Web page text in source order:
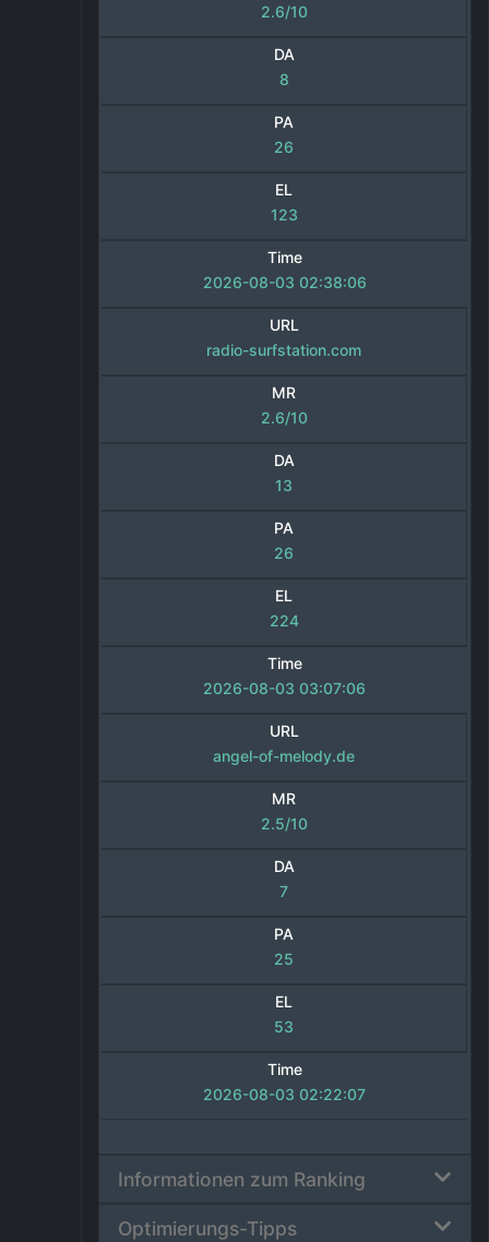
2.6/10
DA
8
PA
26
EL
123
Time
2026-08-03 02:38:06
URL
radio-surfstation.com
MR
2.6/10
DA
13
PA
26
EL
224
Time
2026-08-03 03:07:06
URL
angel-of-melody.de
MR
2.5/10
DA
7
PA
25
EL
53
Time
2026-08-03 02:22:07
Informationen zum Ranking
Optimierungs-Tipps